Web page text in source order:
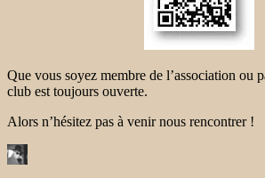
Que vous soyez membre de l’association ou
club est toujours ouverte.
Alors n’hésitez pas à venir nous rencontrer !